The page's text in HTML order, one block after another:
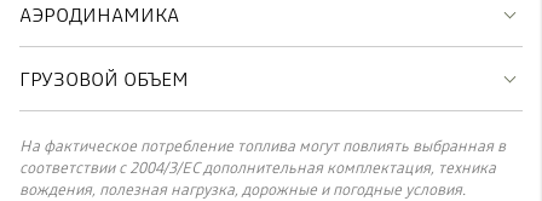
АЭРОДИНАМИКА
ГРУЗОВОЙ ОБЪЕМ
На фактическое потребление топлива могут повлиять выбранная в
соответствии с 2004/3/ЕС дополнительная комплектация, техника
вождения, полезная нагрузка, дорожные и погодные условия.